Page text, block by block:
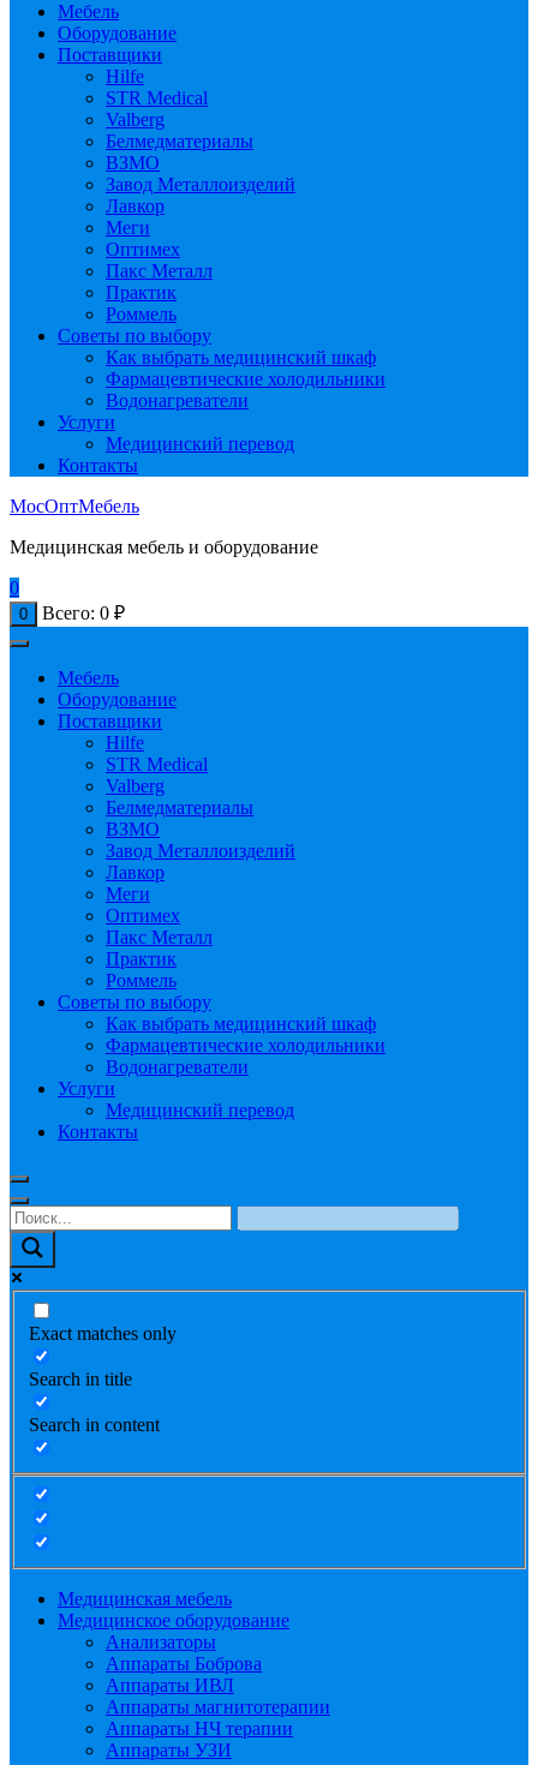
Мебель
Оборудование
Поставщики
Hilfe
STR Medical
Valberg
Белмедматериалы
ВЗМО
Завод Металлоизделий
Лавкор
Меги
Оптимех
Пакс Металл
Практик
Роммель
Советы по выбору
Как выбрать медицинский шкаф
Фармацевтические холодильники
Водонагреватели
Услуги
Медицинский перевод
Контакты
МосОптМебель
Медицинская мебель и оборудование
0
0 Всего: 0 ₽
Мебель
Оборудование
Поставщики
Hilfe
STR Medical
Valberg
Белмедматериалы
ВЗМО
Завод Металлоизделий
Лавкор
Меги
Оптимех
Пакс Металл
Практик
Роммель
Советы по выбору
Как выбрать медицинский шкаф
Фармацевтические холодильники
Водонагреватели
Услуги
Медицинский перевод
Контакты
Exact matches only
Search in title
Search in content
Медицинская мебель
Медицинское оборудование
Анализаторы
Аппараты Боброва
Аппараты ИВЛ
Аппараты магнитотерапии
Аппараты НЧ терапии
Аппараты УЗИ